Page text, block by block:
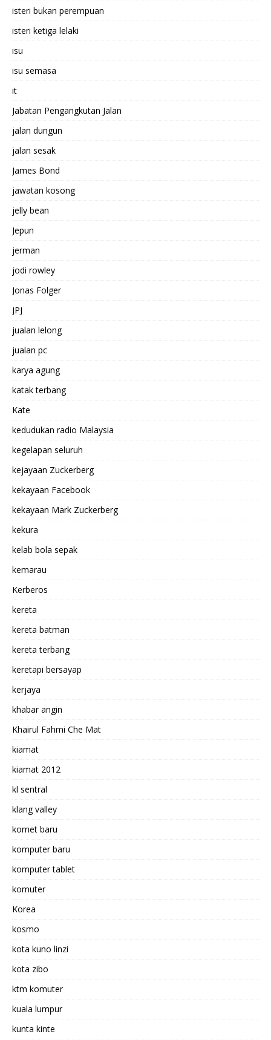
isteri bukan perempuan
isteri ketiga lelaki
isu
isu semasa
it
Jabatan Pengangkutan Jalan
jalan dungun
jalan sesak
James Bond
jawatan kosong
jelly bean
Jepun
jerman
jodi rowley
Jonas Folger
JPJ
jualan lelong
jualan pc
karya agung
katak terbang
Kate
kedudukan radio Malaysia
kegelapan seluruh
kejayaan Zuckerberg
kekayaan Facebook
kekayaan Mark Zuckerberg
kekura
kelab bola sepak
kemarau
Kerberos
kereta
kereta batman
kereta terbang
keretapi bersayap
kerjaya
khabar angin
Khairul Fahmi Che Mat
kiamat
kiamat 2012
kl sentral
klang valley
komet baru
komputer baru
komputer tablet
komuter
Korea
kosmo
kota kuno linzi
kota zibo
ktm komuter
kuala lumpur
kunta kinte